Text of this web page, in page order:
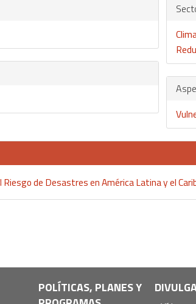
de Desastres en América Latina y el
POLÍTICAS, PLANES Y